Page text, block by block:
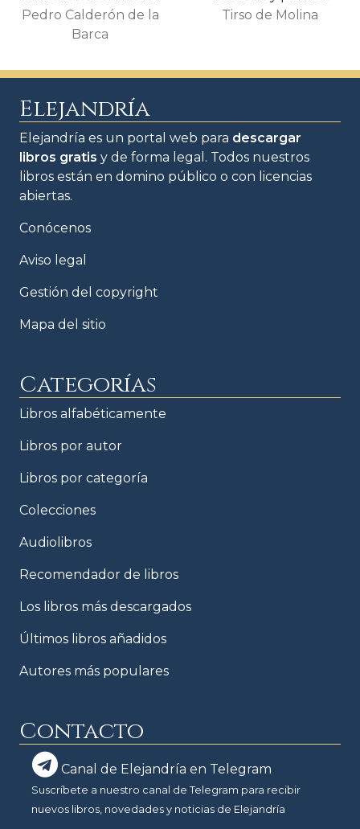
Pedro Calderón de la
Barca
Tirso de Molina
Elejandría
Elejandría es un portal web para descargar
libros gratis y de forma legal. Todos nuestros
libros están en domino público o con licencias
abiertas.
Conócenos
Aviso legal
Gestión del copyright
Mapa del sitio
Categorías
Libros alfabéticamente
Libros por autor
Libros por categoría
Colecciones
Audiolibros
Recomendador de libros
Los libros más descargados
Últimos libros añadidos
Autores más populares
Contacto
Canal de Elejandría en Telegram
Suscríbete a nuestro canal de Telegram para recibir
nuevos libros, novedades y noticias de Elejandría